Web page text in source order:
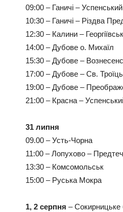
09:00 – Ганичі – Успенський
10:30 – Ганичі – Різдва
12:30 – Калини –
14:00 – Дубове о. Михаїл
15:30 – Дубове –
17:00 – Дубове – Св.
19:00 – Дубове –
21:00 – Красна –
31 липня
09.00 – Усть-Чорна
11:00 – Лопухово –
13:30 – Комсомольськ
15:00 – Руська Мокра
1, 2 серпня – Сокирницьке